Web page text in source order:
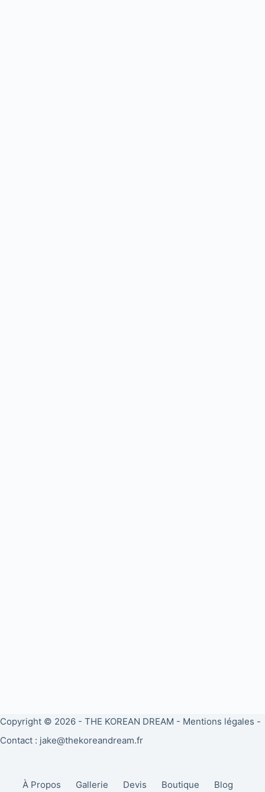
Copyright © 2026 - THE KOREAN DREAM - Mentions légales -
Contact : jake@thekoreandream.fr
À Propos Gallerie Devis Boutique Blog